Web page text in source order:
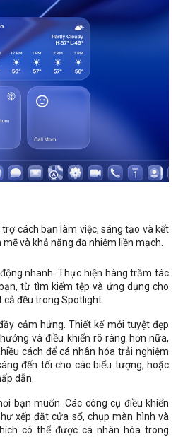
cách bạn làm việc, sáng tạo và kết
và khả năng đa nhiệm liền mạch.
nhanh. Thực hiện hàng trăm tác
từ tìm kiếm tệp và ứng dụng cho
cả đều trong Spotlight.
cảm hứng. Thiết kế mới tuyệt đẹp
và điều khiển rõ ràng hơn nữa,
cách để cá nhân hóa trải nghiệm
đến tối cho các biểu tượng, hoặc
dẫn.
bạn muốn. Các công cụ điều khiển
xếp đặt cửa sổ, chụp màn hình và
có thể được cá nhân hóa trong